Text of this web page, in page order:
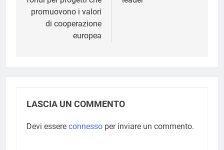
promuovono i valori
di cooperazione
europea
LASCIA UN COMMENTO
Devi essere connesso per inviare un commento.